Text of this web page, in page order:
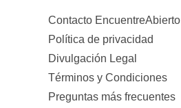
Contacto EncuentreAbierto
Política de privacidad
Divulgación Legal
Términos y Condiciones
Preguntas más frecuentes